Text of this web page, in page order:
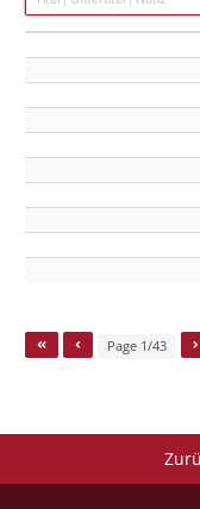
Page 1/43